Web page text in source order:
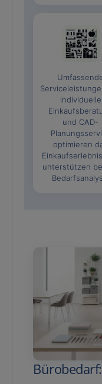
individuelle
und CAD-
optimieren
unterstützen